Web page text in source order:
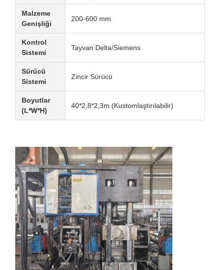
Malzeme
Genişliği
200-600 mm
Kontrol
Sistemi
Tayvan Delta/Siemens
Sürücü
Sistemi
Zincir Sürücü
Boyutlar
(L*W*H)
40*2,8*2,3m (Kustomlaştırılabilir)